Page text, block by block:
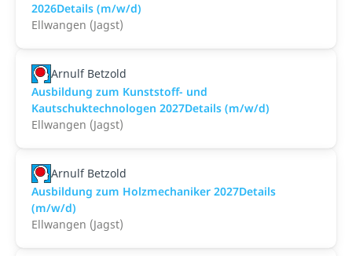
2026Details (m/w/d)
Ellwangen (Jagst)
Arnulf Betzold
Ausbildung zum Kunststoff- und
Kautschuktechnologen 2027Details (m/w/d)
Ellwangen (Jagst)
Arnulf Betzold
Ausbildung zum Holzmechaniker 2027Details
(m/w/d)
Ellwangen (Jagst)